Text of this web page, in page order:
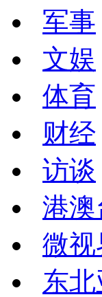
军事
文娱
体育
财经
访谈
港
微视
东北